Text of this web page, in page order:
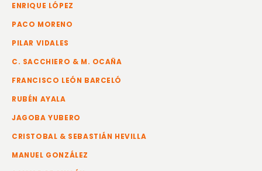
ENRIQUE LÓPEZ
PACO MORENO
PILAR VIDALES
C. SACCHIERO & M. OCAÑA
FRANCISCO LEÓN BARCELÓ
RUBÉN AYALA
JAGOBA YUBERO
CRISTOBAL & SEBASTIÁN HEVILLA
MANUEL GONZÁLEZ